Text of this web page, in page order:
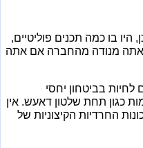
היו בו כמה תכנים פוליטיים,
אתה מנודה מהחברה אם אתה
לחיות בביטחון יחסי
כגון תחת שלטון דאעש. אין
החרדיות הקיצוניות של